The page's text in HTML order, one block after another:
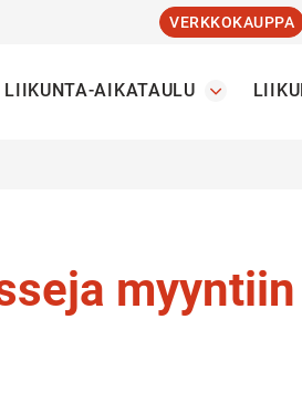
VERKKOKAUPPA
LIIKUNTA-AIKATAULU
myyntiin